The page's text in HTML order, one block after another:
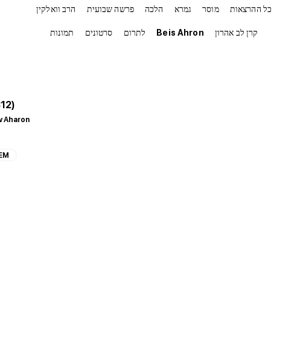
הרב וואלקין פרשה שבועית הלכה גמרא מוסר כל ההרצאות
תמונות סרטונים לתרום Beis Ahron קרן לב אהרון
Aharon